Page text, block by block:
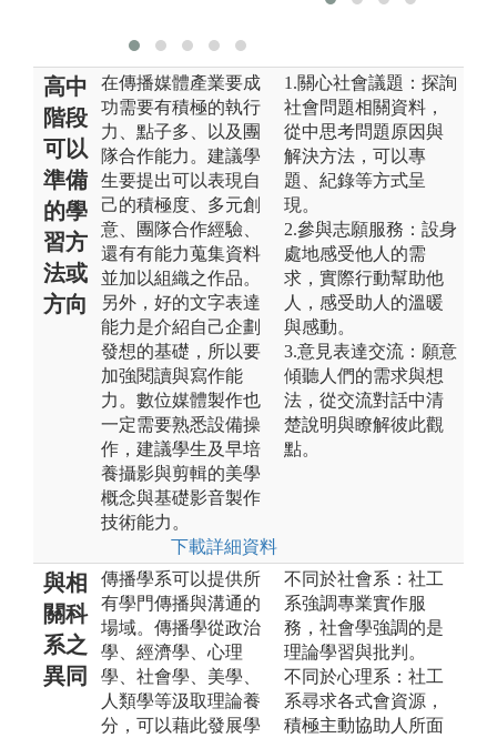
業能力。
高中
階段
可以
準備
的學
習方
法或
方向
在傳播媒體產業要成
功需要有積極的執行
力、點子多、以及團
隊合作能力。建議學
生要提出可以表現自
己的積極度、多元創
意、團隊合作經驗、
還有有能力蒐集資料
並加以組織之作品。
另外，好的文字表達
能力是介紹自己企劃
發想的基礎，所以要
加強閱讀與寫作能
力。數位媒體製作也
一定需要熟悉設備操
作，建議學生及早培
養攝影與剪輯的美學
概念與基礎影音製作
技術能力。
下載詳細資料
1.關心社會議題：探詢
社會問題相關資料，
從中思考問題原因與
解決方法，可以專
題、紀錄等方式呈
現。
2.參與志願服務：設身
處地感受他人的需
求，實際行動幫助他
人，感受助人的溫暖
與感動。
3.意見表達交流：願意
傾聽人們的需求與想
法，從交流對話中清
楚說明與瞭解彼此觀
點。
與相
關科
系之
異同
傳播學系可以提供所
有學門傳播與溝通的
場域。傳播學從政治
學、經濟學、心理
學、社會學、美學、
人類學等汲取理論養
分，可以藉此發展學
不同於社會系：社工
系強調專業實作服
務，社會學強調的是
理論學習與批判。
不同於心理系：社工
系尋求各式會資源，
積極主動協助人所面